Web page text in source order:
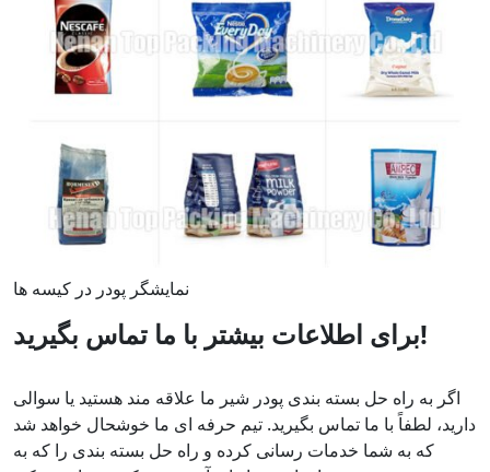
نمایشگر پودر در کیسه ها
برای اطلاعات بیشتر با ما تماس بگیرید!
اگر به راه حل بسته بندی پودر شیر ما علاقه مند هستید یا سوالی
دارید، لطفاً با ما تماس بگیرید. تیم حرفه ای ما خوشحال خواهد شد
که به شما خدمات رسانی کرده و راه حل بسته بندی را که به